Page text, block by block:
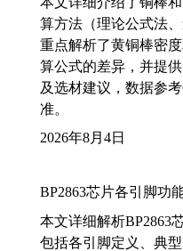
算方法（理论公式法
重点解析了黄铜棒密度
算公式的差异，并提
及选材建议，数据参
准。
2026年8月4日
BP2863芯片各引脚功
本文详细解析BP2863
包括各引脚定义、典